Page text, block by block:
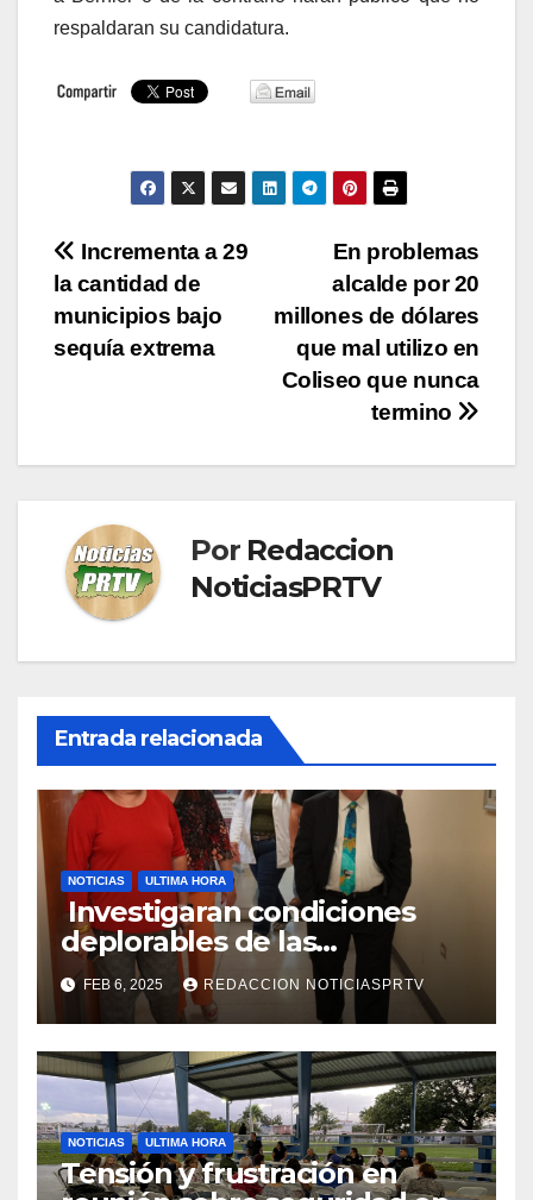
respaldaran su candidatura.
Navegación
de
entradas
En problemas
alcalde por 20
millones de dólares
que mal utilizo en
Coliseo que nunca
termino
Incrementa a 29
la cantidad de
municipios bajo
sequía extrema
Por Redaccion
NoticiasPRTV
Entrada relacionada
NOTICIAS ULTIMA HORA
Investigaran condiciones
deplorables de las
facilidades el Departamento
de la Salud en Mayagüez
FEB 6, 2025 REDACCION NOTICIASPRTV
NOTICIAS ULTIMA HORA
Tensión y frustración en